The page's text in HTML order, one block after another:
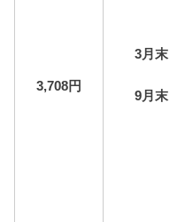
3,708円
3月末
9月末